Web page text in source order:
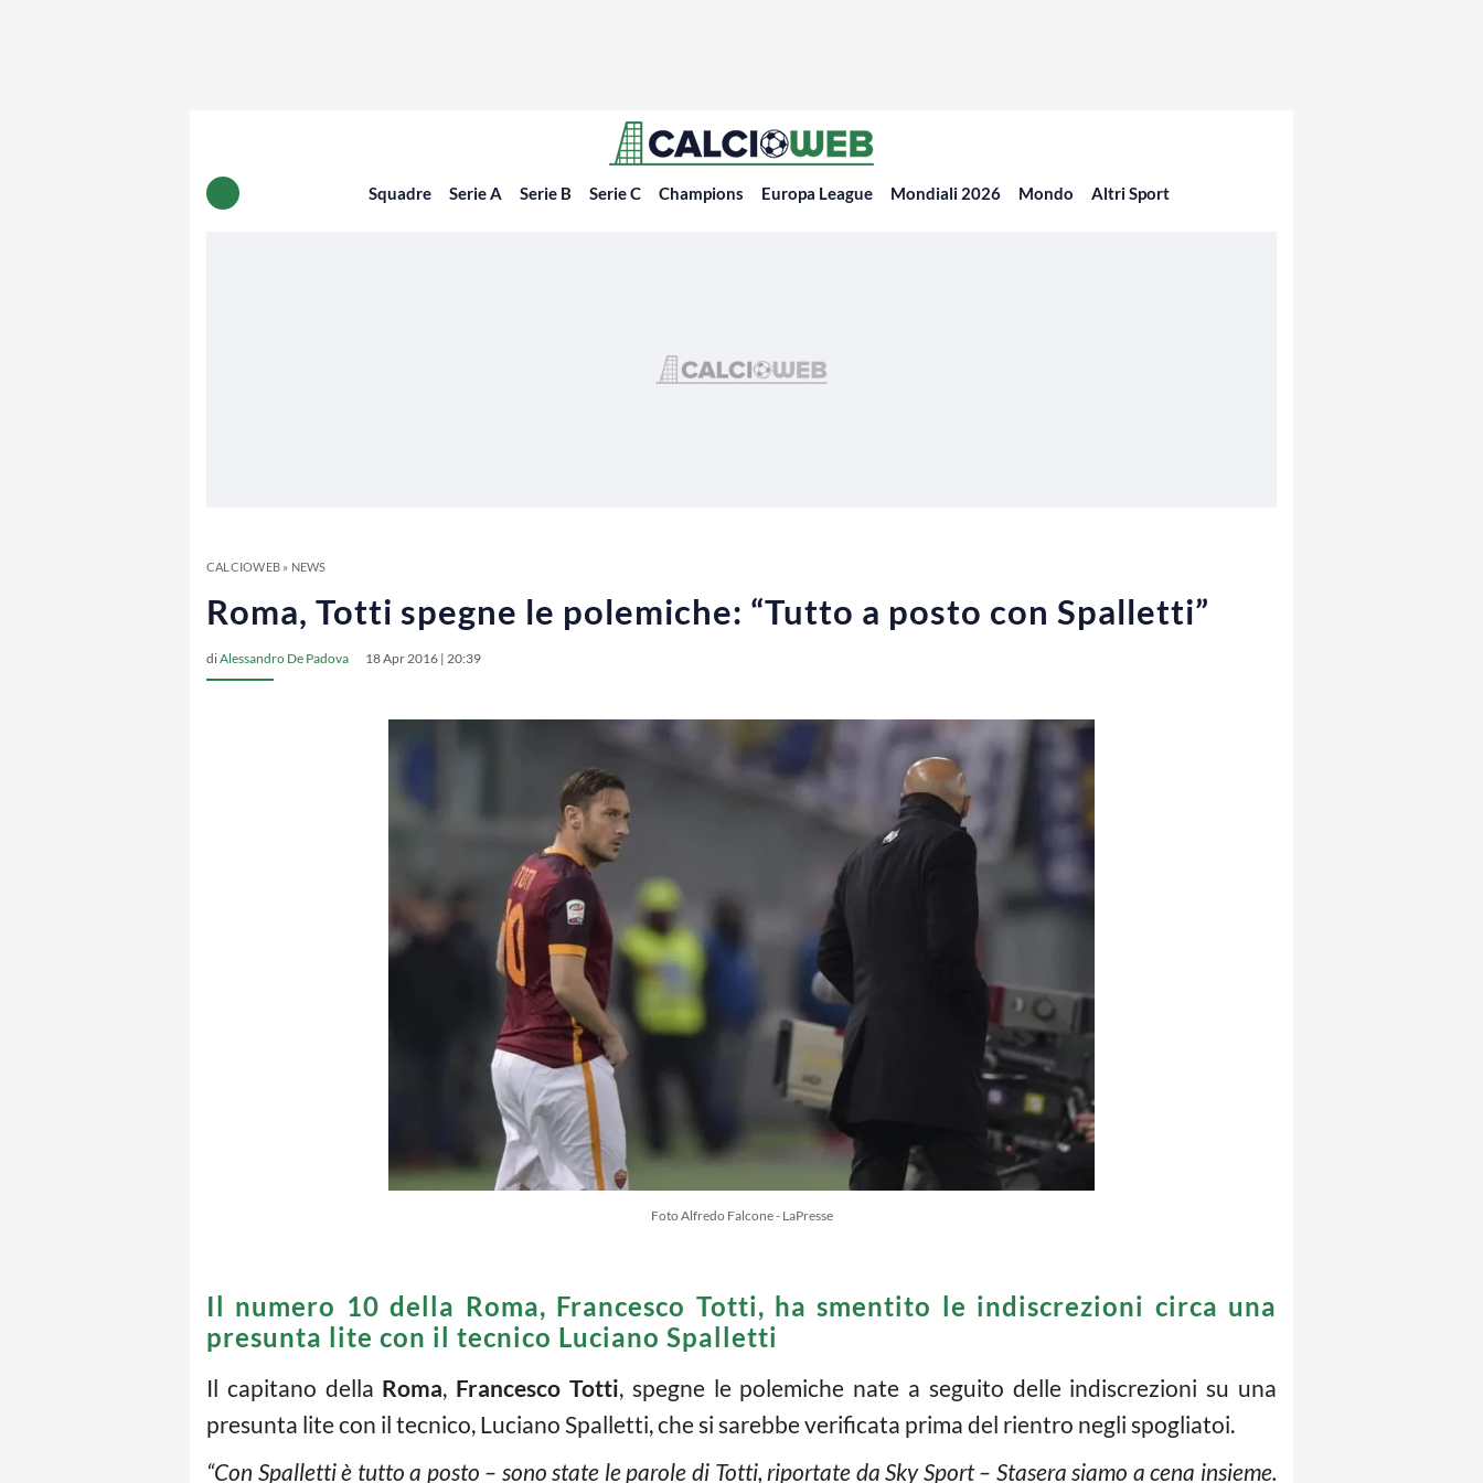
Squadre Serie A Serie B Serie C Champions Europa League Mondiali 2026 Mondo Altri Sport
CALCIOWEB» NEWS
Roma, Totti spegne le polemiche: “Tutto a posto con Spalletti”
diAlessandro De Padova 18 Apr 2016 | 20:39
Foto Alfredo Falcone - LaPresse
Il numero 10 della Roma, Francesco Totti, ha smentito le indiscrezioni circa una
presunta lite con il tecnico Luciano Spalletti
Il capitano della Roma, Francesco Totti, spegne le polemiche nate a seguito delle indiscrezioni su una
presunta lite con il tecnico, Luciano Spalletti, che si sarebbe verificata prima del rientro negli spogliatoi.
“Con Spalletti è tutto a posto – sono state le parole di Totti, riportate da Sky Sport – Stasera siamo a cena insieme.